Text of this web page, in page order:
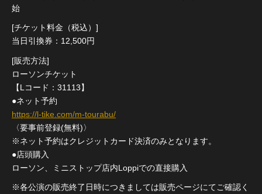
始
[チケット料金（税込）]
当日引換券：12,500円
[販売方法]
ローソンチケット
【Lコード：31113】
●ネット予約
https://l-tike.com/m-tourabu/
〈要事前登録(無料)〉
※ネット予約はクレジットカード決済のみとなります。
●店頭購入
ローソン、ミニストップ店内Loppiでの直接購入
※各公演の販売終了日時につきましては販売ページにてご確認く